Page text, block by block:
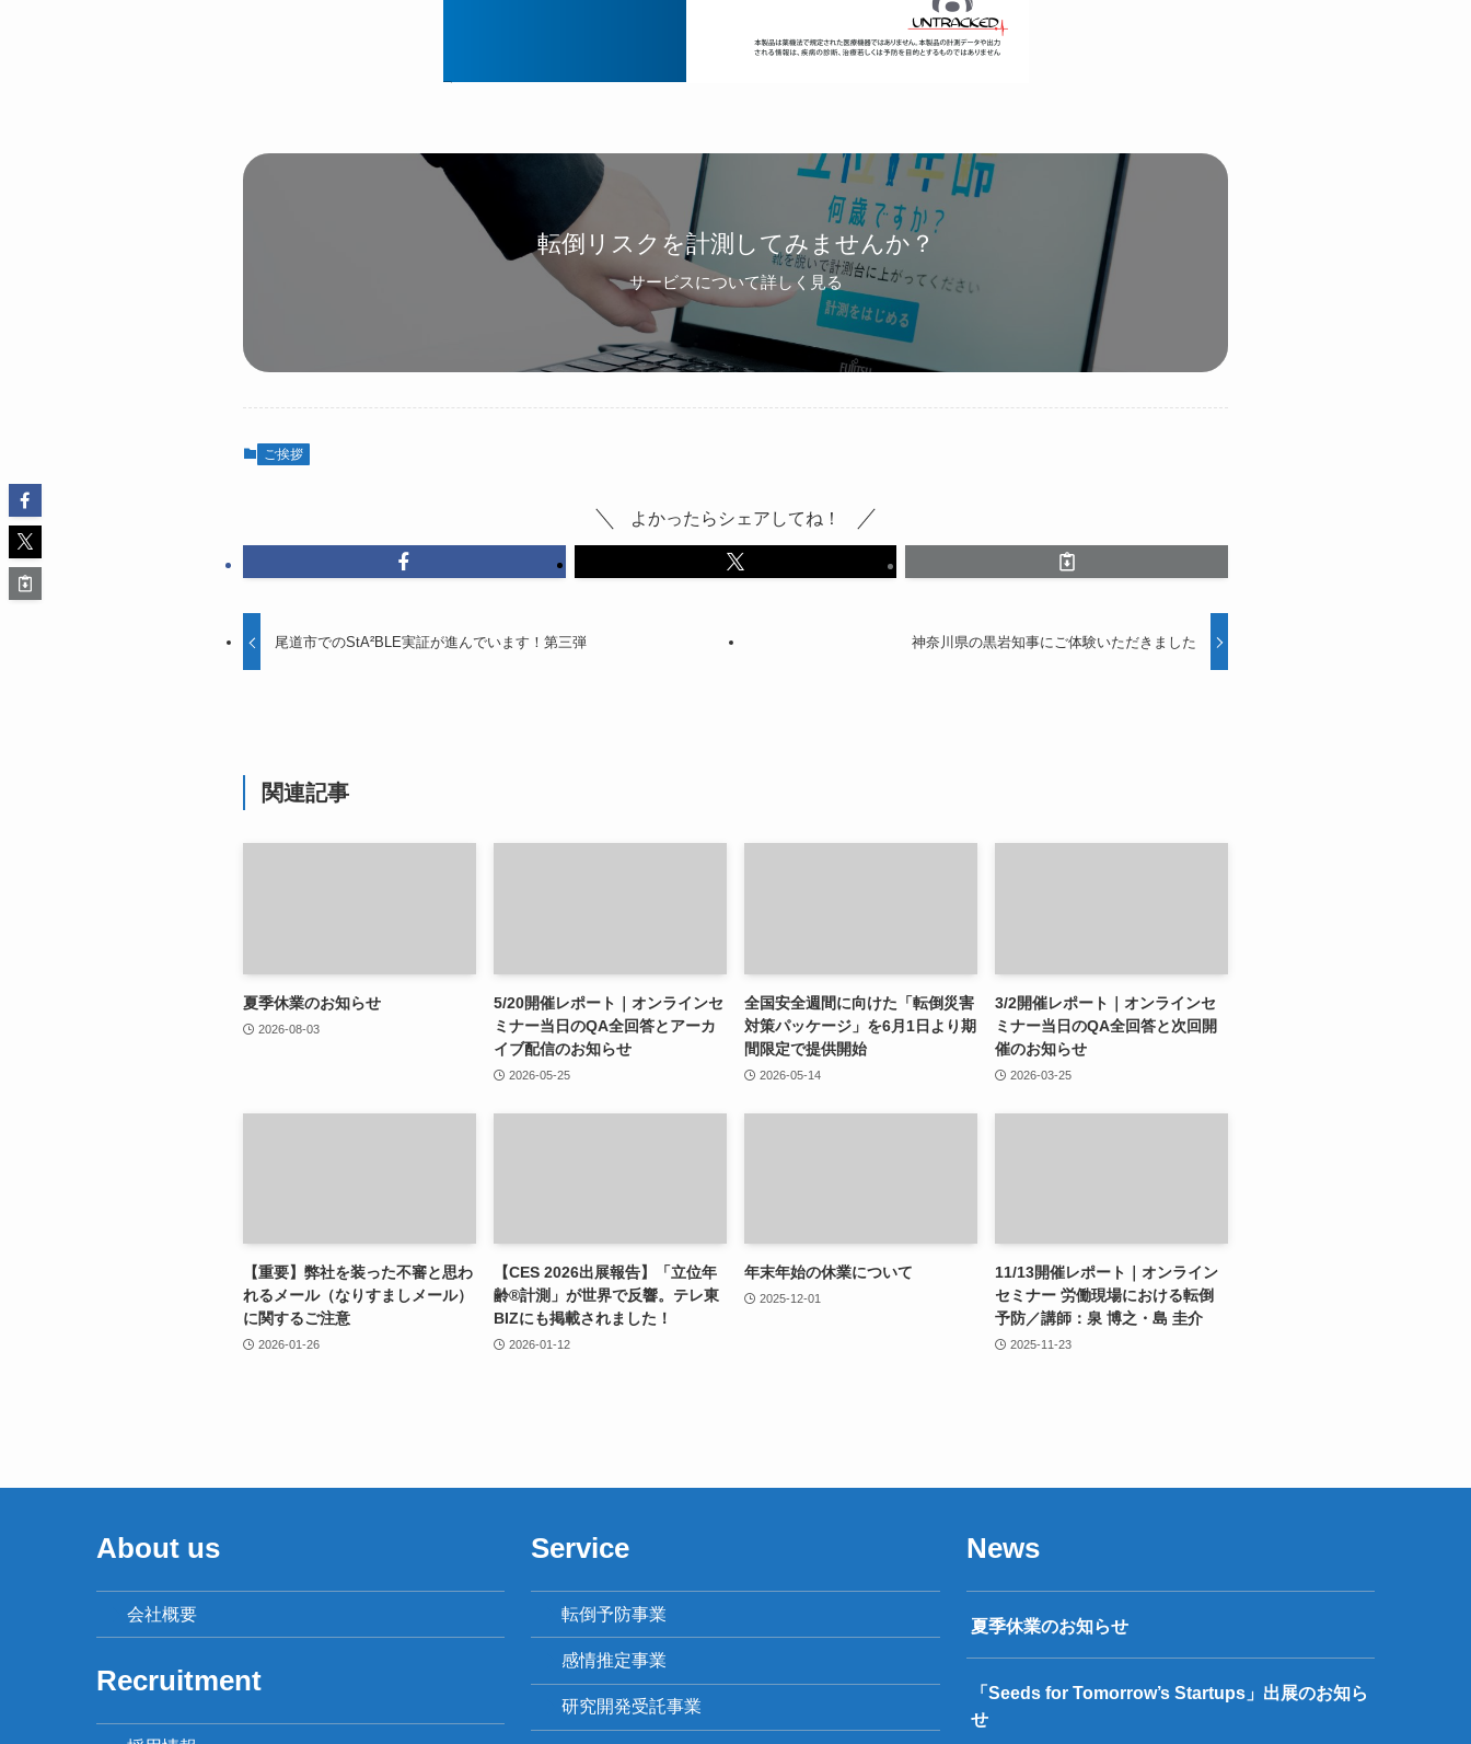
転倒リスクを計測してみませんか？
サービスについて詳しく見る
ご挨拶
よかったらシェアしてね！
尾道市でのStA²BLE実証が進んでいます！第三弾 神奈川県の黒岩知事にご体験いただきました
関連記事
夏季休業のお知らせ
2026-08-03
5/20開催レポート｜オンラインセ
ミナー当日のQA全回答とアーカ
イブ配信のお知らせ
2026-05-25
全国安全週間に向けた「転倒災害
対策パッケージ」を6月1日より期
間限定で提供開始
2026-05-14
3/2開催レポート｜オンラインセ
ミナー当日のQA全回答と次回開
催のお知らせ
2026-03-25
【重要】弊社を装った不審と思わ
れるメール（なりすましメール）
に関するご注意
2026-01-26
【CES 2026出展報告】「立位年
齢®計測」が世界で反響。テレ東
BIZにも掲載されました！
2026-01-12
年末年始の休業について
2025-12-01
11/13開催レポート｜オンライン
セミナー 労働現場における転倒
予防／講師：泉 博之・島 圭介
2025-11-23
About us
会社概要
Recruitment
Service
転倒予防事業
感情推定事業
研究開発受託事業
News
夏季休業のお知らせ
「Seeds for Tomorrow’s Startups」出展のお知ら
せ